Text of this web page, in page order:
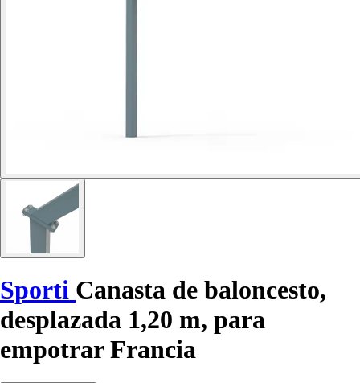
Sporti Canasta de baloncesto,
desplazada 1,20 m, para
empotrar Francia